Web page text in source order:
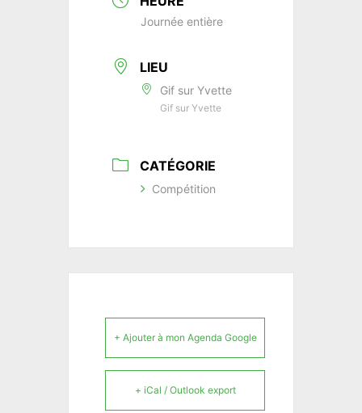
Journée entière
LIEU
Gif sur Yvette
Gif sur Yvette
CATÉGORIE
Compétition
+ Ajouter à mon Agenda Google
+ iCal / Outlook export